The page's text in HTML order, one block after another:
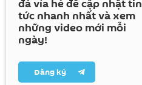
đá vỉa hè để cập nhật tin
tức nhanh nhất và xem
những video mới mỗi
ngày!
Đăng ký